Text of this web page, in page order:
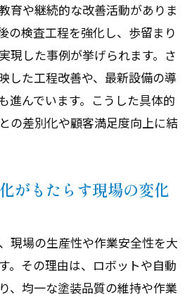
育や継続的な改善活動がありま
の検査工程を強化し、歩留まり
現した事例が挙げられます。さ
した工程改善や、最新設備の導
進んでいます。こうした具体的
の差別化や顧客満足度向上に結
がもたらす現場の変化
現場の生産性や作業安全性を大
。その理由は、ロボットや自動
、均一な塗装品質の維持や作業